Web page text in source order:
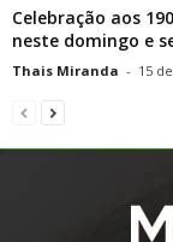
Celebração aos
neste domingo e
Thais Miranda - 15